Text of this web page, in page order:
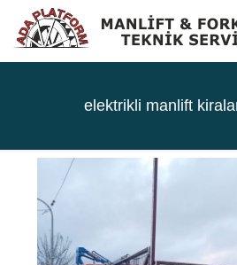
elektrikli manlift